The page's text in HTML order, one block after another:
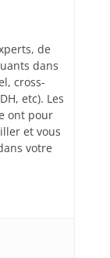
de
dans
cross-
etc). Les
ont pour
et vous
votre